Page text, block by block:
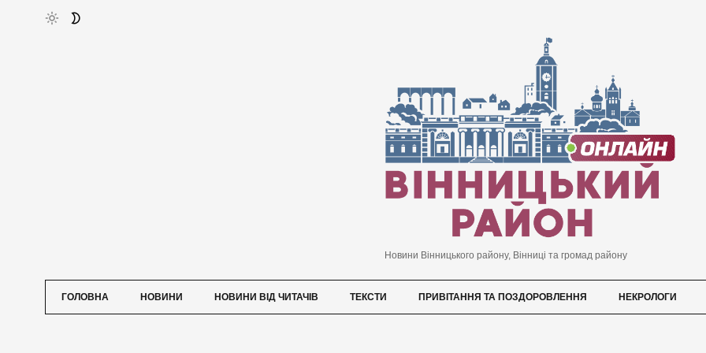
Новини Вінницького району, Вінниці та громад району
ГОЛОВНА НОВИНИ НОВИНИ ВІД ЧИТАЧІВ ТЕКСТИ ПРИВІТАННЯ ТА ПОЗДОРОВЛЕННЯ НЕКРОЛОГИ